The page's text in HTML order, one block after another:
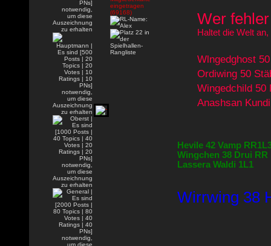
Wer
Haltet die Welt
Wlngedghost
Ordiwing 50
Wingedchild 50
Anashsan
Hevile 42 Vamp
Wingchen 38 Drui RR
Lassera Waldi 1L1
Wirrwing 38